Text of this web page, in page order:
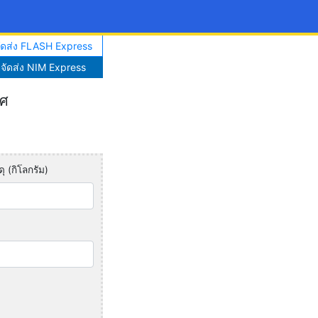
ส่ง FLASH Express
ดส่ง NIM Express
(กิโลกรัม)